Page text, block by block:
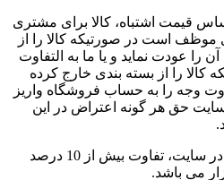
قیمت اشتباه، کالا برای مشتری
موظف است در صورتیکه کالا را از
را عودت نماید و یا ما به التفاوت
کالا را از بسته بندی خارج کرده
وجه را به حساب فروشگاه واریز
سایت حق هر گونه اعتراض در این
توجه: ملاک درج قیمت اشتباه در سایت، تفاوت بیش از 10 درصد
می باشد.